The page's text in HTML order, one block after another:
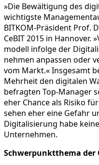
»Die Bewäl­ti­gung des
wichtigste
BITKOM-Präsident Prof.
CeBIT 2015 in Hannover.
mo­dell infolge der
nehmen anpassen oder
vom Markt.« Insge­samt
Mehrheit den digitalen
befragten Top-Manager
eher Chance als Risiko
sehen eher eine Gefahr
Digita­li­sie­rung habe
Unternehmen.
Schwer­punkt­thema der